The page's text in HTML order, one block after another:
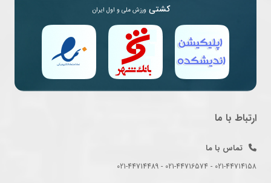
کشتی ورزش ملی و اول ایران
ارتباط با ما
تماس با ما
021-44714158 - 021-44716574 - 021-44714489